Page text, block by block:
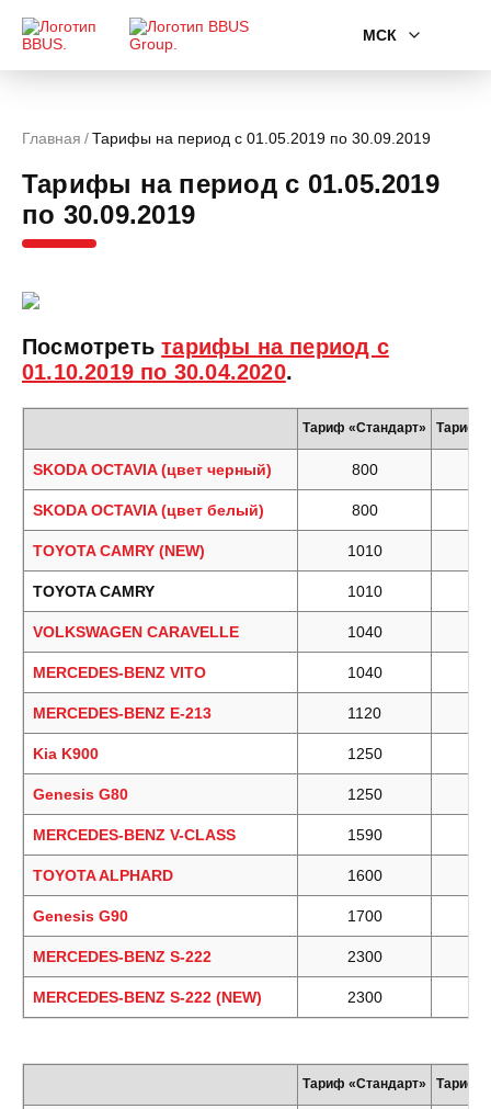
МСК
Главная Тарифы на период с 01.05.2019 по 30.09.2019
Тарифы на период с 01.05.2019
по 30.09.2019
Посмотретьтарифы на период с
01.10.2019 по 30.04.2020.
Тариф «Стандарт» Тариф
SKODA OCTAVIA (цвет черный) 800
SKODA OCTAVIA (цвет белый) 800
TOYOTA CAMRY (NEW) 1010
TOYOTA CAMRY 1010
VOLKSWAGEN CARAVELLE 1040
MERCEDES-BENZ VITO 1040
MERCEDES-BENZ E-213 1120
Kia K900 1250
Genesis G80 1250
MERCEDES-BENZ V-CLASS 1590
TOYOTA ALPHARD 1600
Genesis G90 1700
MERCEDES-BENZ S-222 2300
MERCEDES-BENZ S-222 (NEW) 2300
Тариф «Стандарт» Тариф